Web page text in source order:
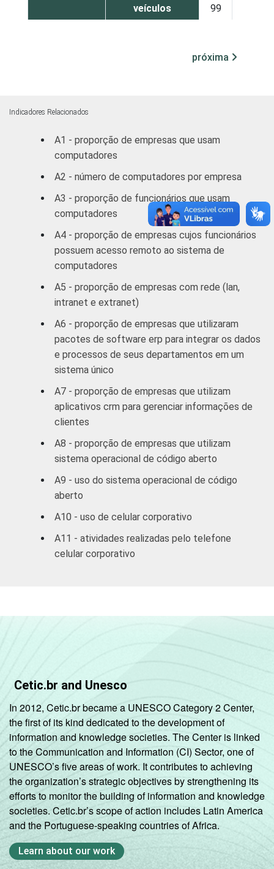
veículos
automotores e
99
alimentação
Atividades
Atividades
profissionais,
científicas e
técnicas;
e
serviços
complementares
94
Informação e
comunicação;
esporte
e recreação;
atividades de
serviços
2
1Base ponderada: 5.000 empresas com 10 ou
mais funcionários, que constituem os
seguintes segmentos da CNAE 2.0: C, F, G, H,
meses de setembro a dezembro de 2010
Fonte: NIC.br - set/dez 2010
próxima
Indicadores Relacionados
A1 - proporção de empresas que usam
computadores
A2 - número de computadores por empresa
A3 - proporção de funcionários que usam
computadores
A4 - proporção de empresas cujos funcionários
possuem acesso remoto ao sistema de
computadores
A5 - proporção de empresas com rede (lan,
intranet e extranet)
A6 - proporção de empresas que utilizaram
pacotes de software erp para integrar os dados
e processos de seus departamentos em um
sistema único
A7 - proporção de empresas que utilizam
aplicativos crm para gerenciar informações de
clientes
A8 - proporção de empresas que utilizam
sistema operacional de código aberto
A9 - uso do sistema operacional de código
aberto
A10 - uso de celular corporativo
A11 - atividades realizadas pelo telefone
celular corporativo
Cetic.br and Unesco
In 2012, Cetic.br became a UNESCO Category 2 Center,
the first of its kind dedicated to the development of
information and knowledge societies. The Center is linked
to the Communication and Information (CI) Sector, one of
UNESCO’s five areas of work. It contributes to achieving
the organization’s strategic objectives by strengthening its
efforts to monitor the building of information and knowledge
societies. Cetic.br’s scope of action includes Latin America
and the Portuguese-speaking countries of Africa.
Learn about our work